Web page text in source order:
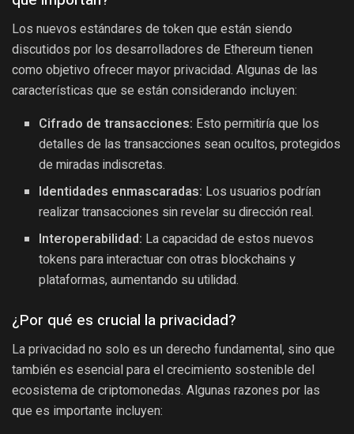
Los nuevos estándares de token que están siendo
discutidos por los desarrolladores de Ethereum tienen
como objetivo ofrecer mayor privacidad. Algunas de las
características que se están considerando incluyen:
Cifrado de transacciones: Esto permitiría que los
detalles de las transacciones sean ocultos, protegidos
de miradas indiscretas.
Identidades enmascaradas: Los usuarios podrían
realizar transacciones sin revelar su dirección real.
Interoperabilidad: La capacidad de estos nuevos
tokens para interactuar con otras blockchains y
plataformas, aumentando su utilidad.
¿Por qué es crucial la privacidad?
La privacidad no solo es un derecho fundamental, sino que
también es esencial para el crecimiento sostenible del
ecosistema de criptomonedas. Algunas razones por las
que es importante incluyen: